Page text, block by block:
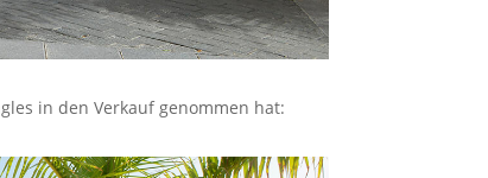
in den Verkauf genommen hat: